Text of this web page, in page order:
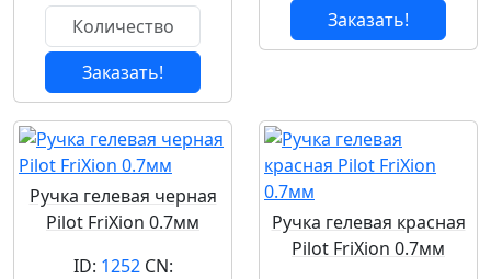
Заказать!
Заказать!
Ручка гелевая черная
Pilot FriXion 0.7мм
ID: 1252CN:
Ручка гелевая красная
Pilot FriXion 0.7мм